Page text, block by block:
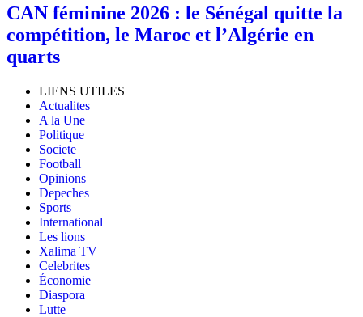
‎CAN féminine 2026 : le Sénégal quitte la
compétition, le Maroc et l’Algérie en
quarts
LIENS UTILES
Actualites
A la Une
Politique
Societe
Football
Opinions
Depeches
Sports
International
Les lions
Xalima TV
Celebrites
Économie
Diaspora
Lutte